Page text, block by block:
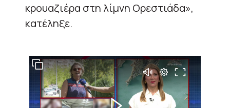
κρουαζιέρα στη λίμνη Ορεστιάδα»,
κατέληξε.